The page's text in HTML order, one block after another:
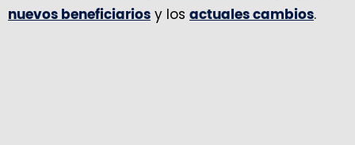
nuevos beneficiarios y los actuales cambios.